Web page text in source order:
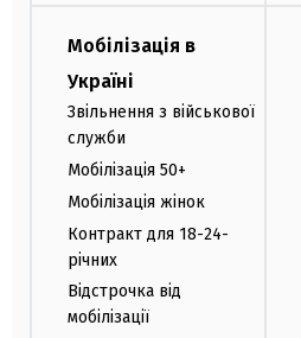
Мобілізація в
Україні
Звільнення з військової
служби
Мобілізація 50+
Мобілізація жінок
Контракт для 18-24-
річних
Відстрочка від
мобілізації